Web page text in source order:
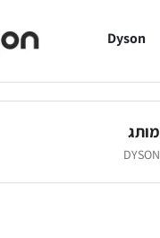
Dyson
מותג
DYSON